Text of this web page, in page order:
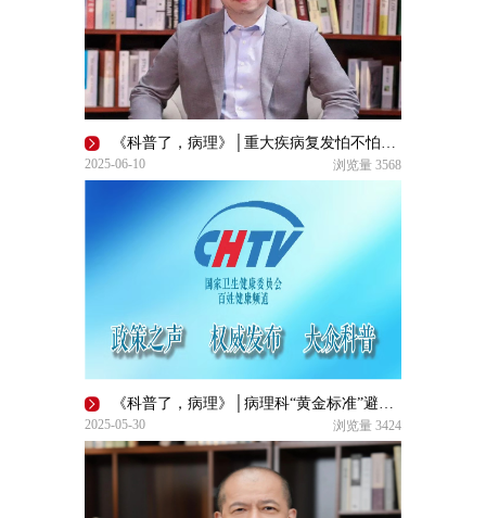
《科普了，病理》│重大疾病复发怕不怕？病理技术来“找茬”
2025-06-10 浏览量 3568
《科普了，病理》│病理科“黄金标准”避雷指南：双人双锁管毒剂，通关密码在质控
2025-05-30 浏览量 3424